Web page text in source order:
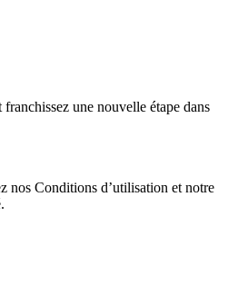
une nouvelle étape dans
nos Conditions d’utilisation et notre